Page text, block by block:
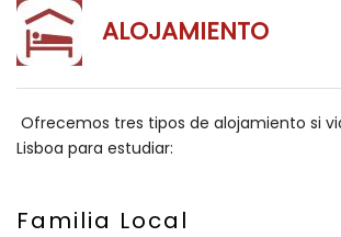
ALOJAMIENTO
Ofrecemos tres tipos de alojamiento si
Lisboa para estudiar:
Familia Local